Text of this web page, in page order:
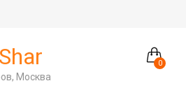
0
Москва